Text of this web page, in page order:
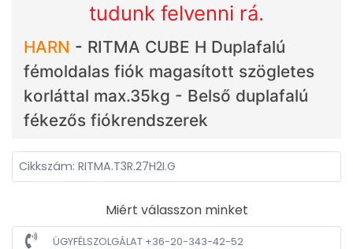
tudunk felvenni rá.
HARN - RITMA CUBE H Duplafalú
fémoldalas fiók magasított szögletes
korláttal max.35kg - Belső duplafalú
fékezős fiókrendszerek
Cikkszám: RITMA.T3R.27H2I.G
Miért válasszon minket
ÜGYFÉLSZOLGÁLAT +36-20-343-42-52